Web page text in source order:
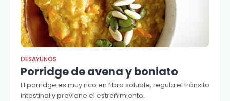
DESAYUNOS
Porridge de avena y boniato
El porridge es muy rico en fibra soluble, regula el tránsito
intestinal y previene el estreñimiento.